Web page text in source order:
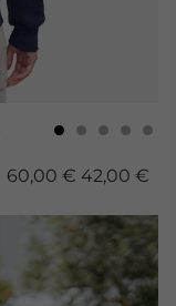
60,00 € 42,00 €